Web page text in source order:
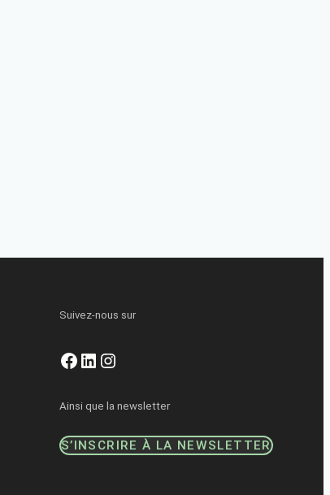
Suivez-nous sur
Facebook
LinkedIn
Instagram
Ainsi que la newsletter
S’INSCRIRE À LA NEWSLETTER